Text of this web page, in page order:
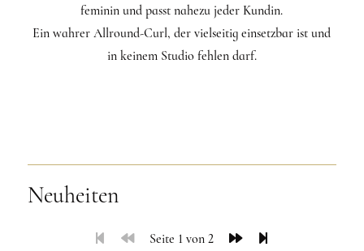
feminin und passt nahezu jeder Kundin.
Ein wahrer Allround-Curl, der vielseitig einsetzbar ist und
in keinem Studio fehlen darf.
Neuheiten
Seite 1 von 2